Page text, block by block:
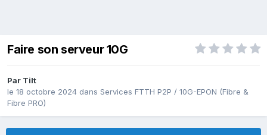
Faire son serveur 10G
Par Tilt
le 18 octobre 2024 dans Services FTTH P2P / 10G-EPON (Fibre &
Fibre PRO)